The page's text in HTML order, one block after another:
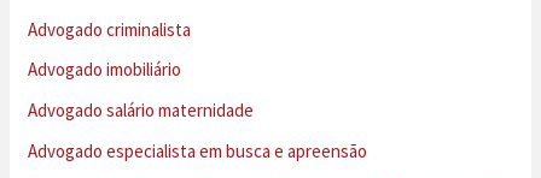
p
o
Advogado criminalista
Advogado imobiliário
Advogado salário maternidade
Advogado especialista em busca e apreensão